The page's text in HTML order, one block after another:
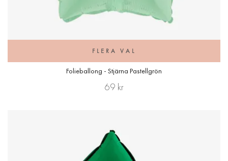
FLERA VAL
Folieballong - Stjärna Pastellgrön
69 kr